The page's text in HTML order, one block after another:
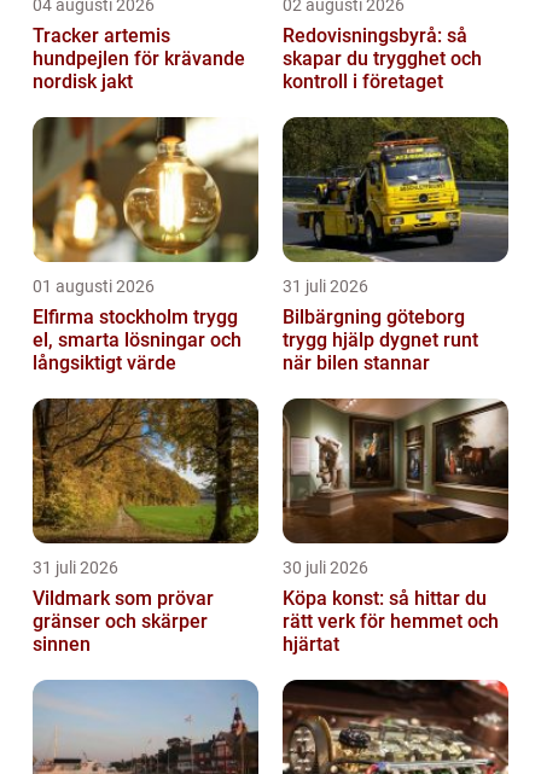
04 augusti 2026
Tracker artemis
hundpejlen för krävande
nordisk jakt
02 augusti 2026
Redovisningsbyrå: så
skapar du trygghet och
kontroll i företaget
01 augusti 2026
Elfirma stockholm trygg
el, smarta lösningar och
långsiktigt värde
31 juli 2026
Bilbärgning göteborg
trygg hjälp dygnet runt
när bilen stannar
31 juli 2026
Vildmark som prövar
gränser och skärper
sinnen
30 juli 2026
Köpa konst: så hittar du
rätt verk för hemmet och
hjärtat